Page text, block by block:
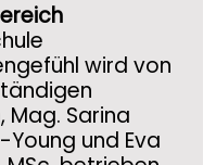
wird von
Mag. Sarina
und Eva